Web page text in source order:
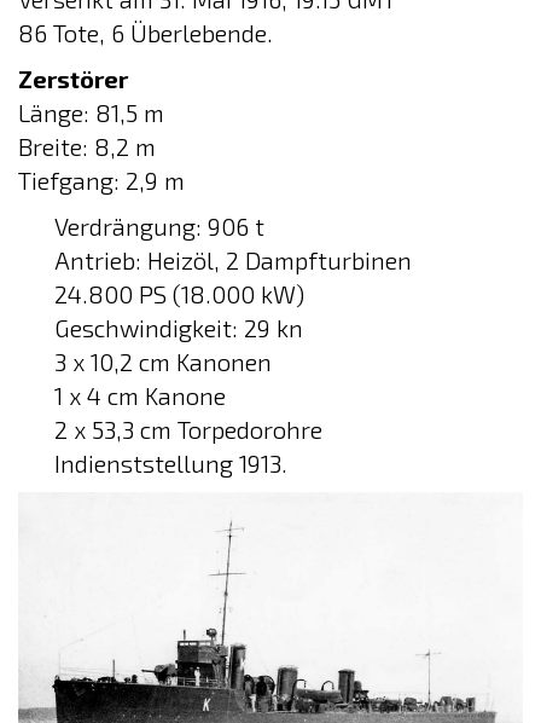
86 Tote, 6 Überlebende.
Zerstörer
Länge: 81,5 m
Breite: 8,2 m
Tiefgang: 2,9 m
Verdrängung: 906 t
Antrieb: Heizöl, 2 Dampfturbinen
24.800 PS (18.000 kW)
Geschwindigkeit: 29 kn
3 x 10,2 cm Kanonen
1 x 4 cm Kanone
2 x 53,3 cm Torpedorohre
Indienststellung 1913.